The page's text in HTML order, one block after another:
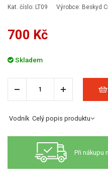
Kat. číslo: LT09 Výrobce: Beskyd
700 Kč
Skladem
Vodník Celý popis produktu
Při nákupu